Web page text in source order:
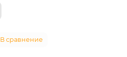
В сравнение